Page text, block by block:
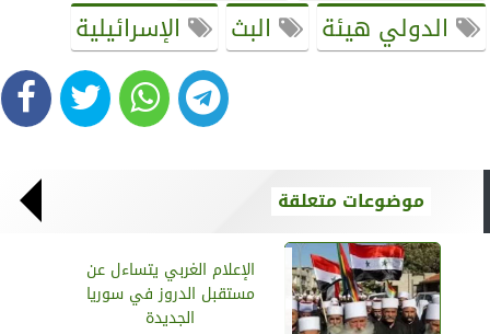
الدولي هيئة
البث الإسرائيلية
موضوعات متعلقة
الإعلام الغربي يتساءل عن
مستقبل الدروز في سوريا
الجديدة